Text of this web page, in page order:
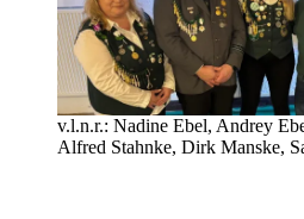
v.l.n.r.: Nadine Ebel, Andrey
Alfred Stahnke, Dirk Manske,